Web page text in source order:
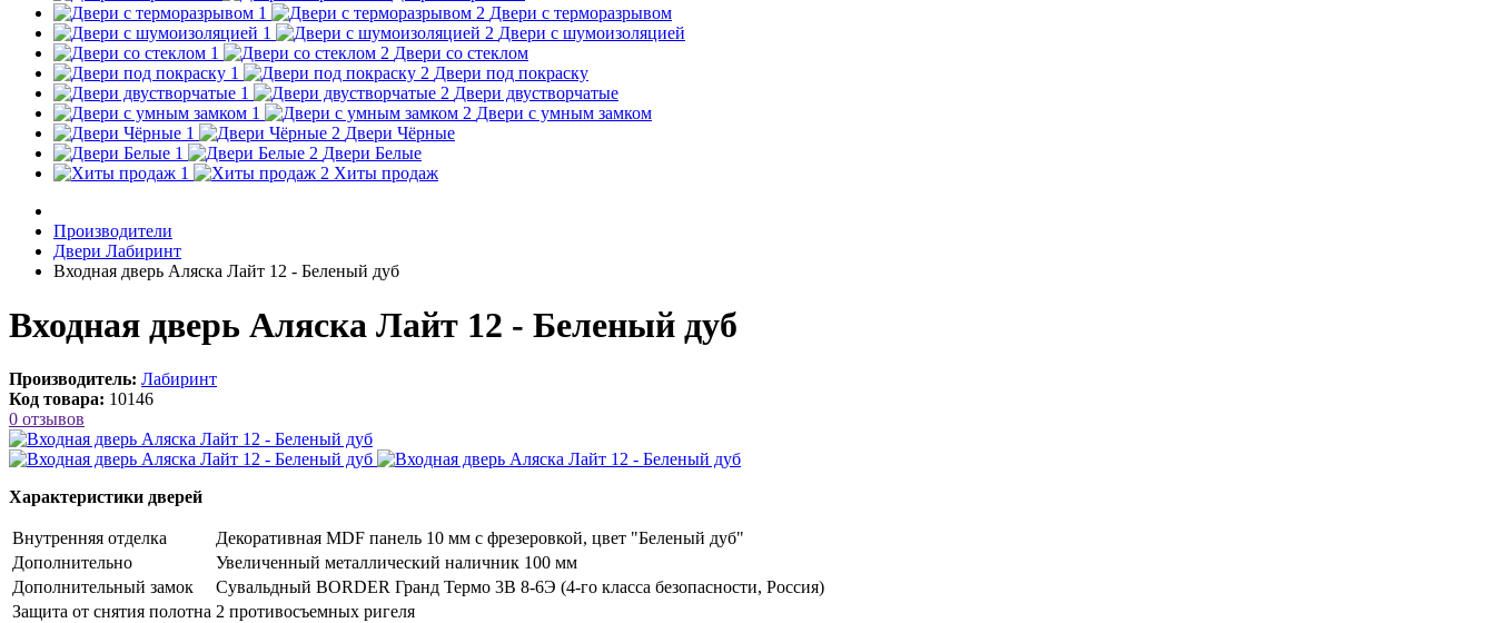
Двери с терморазрывом
Двери с шумоизоляцией
Двери со стеклом
Двери под покраску
Двери двустворчатые
Двери с умным замком
Двери Чёрные
Двери Белые
Хиты продаж
Производители
Двери Лабиринт
Входная дверь Аляска Лайт 12 - Беленый дуб
Входная дверь Аляска Лайт 12 - Беленый дуб
Производитель: Лабиринт
Код товара: 10146
0 отзывов
Характеристики дверей
Внутренняя отделка
Декоративная MDF панель 10 мм с фрезеровкой, цвет "Беленый дуб"
Дополнительно
Увеличенный металлический наличник 100 мм
Дополнительный замок
Сувальдный BORDER Гранд Термо 3В 8-6Э (4-го класса безопасности, Россия)
Защита от снятия полотна 2 противосъемных ригеля